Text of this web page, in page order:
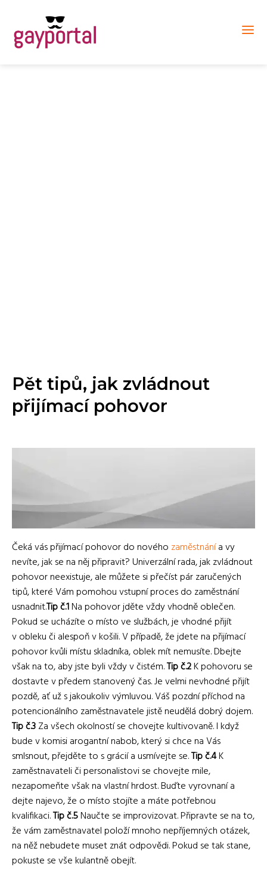
Pět tipů, jak zvládnout
přijímací pohovor
Čeká vás přijímací pohovor do nového zaměstnánía vy
nevíte, jak se na něj připravit? Univerzální rada, jak zvládnout
pohovor neexistuje, ale můžete si přečíst pár zaručených
tipů, které Vám pomohou vstupní proces do zaměstnání
usnadnit.Tip č.1Na pohovor jděte vždy vhodně oblečen.
Pokud se ucházíte o místo ve službách, je vhodné přijít
v obleku či alespoň v košili. V případě, že jdete na přijímací
pohovor kvůli místu skladníka, oblek mít nemusíte. Dbejte
však na to, aby jste byli vždy v čistém.Tip č.2K pohovoru se
dostavte v předem stanovený čas. Je velmi nevhodné přijít
pozdě, ať už s jakoukoliv výmluvou. Váš pozdní příchod na
potencionálního zaměstnavatele jistě neudělá dobrý dojem.
Tip č.3Za všech okolností se chovejte kultivovaně. I když
bude v komisi arogantní nabob, který si chce na Vás
smlsnout, přejděte to s grácií a usmívejte se.Tip č.4K
zaměstnavateli či personalistovi se chovejte mile,
nezapomeňte však na vlastní hrdost. Buďte vyrovnaní a
dejte najevo, že o místo stojíte a máte potřebnou
kvalifikaci.Tip č.5Naučte se improvizovat. Připravte se na to,
že vám zaměstnavatel položí mnoho nepříjemných otázek,
na něž nebudete muset znát odpovědi. Pokud se tak stane,
pokuste se vše kulantně obejít.